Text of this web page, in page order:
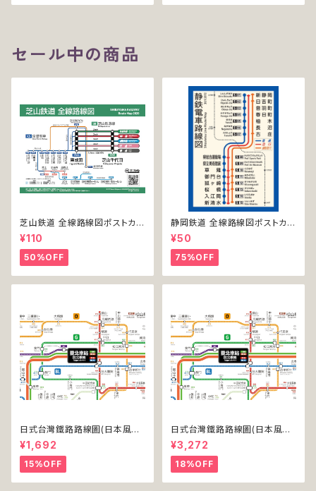
セール中の商品
芝山鉄道 全線路線図ポストカー
ド 2020
¥110
50%OFF
静岡鉄道 全線路線図ポストカー
ド 2017
¥50
75%OFF
日式台灣鐵路路線圖(日本風台
湾鉄道路線図)(デジタル版／L
T)
¥1,692
15%OFF
日式台灣鐵路路線圖(日本風台
湾鉄道路線図)(デジタル版／LT
-NC)
¥3,272
18%OFF